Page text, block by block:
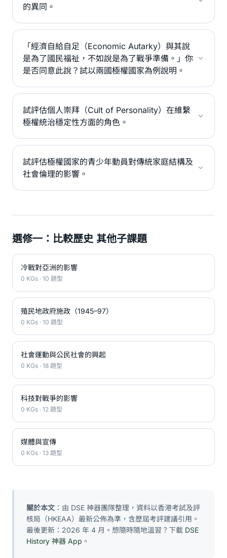
的異同。
「經濟自給自足（Economic Autarky）與其說
是為了國民福祉，不如說是為了戰爭準備。」你
是否同意此說？試以兩國極權國家為例說明。
試評估個人崇拜（Cult of Personality）在維繫
極權統治穩定性方面的角色。
試評估極權國家的青少年動員對傳統家庭結構及
社會倫理的影響。
選修一：比較歷史 其他子課題
冷戰對亞洲的影響
0 KGs · 10 題型
殖民地政府施政（1945–97）
0 KGs · 10 題型
社會運動與公民社會的興起
0 KGs · 18 題型
科技對戰爭的影響
0 KGs · 12 題型
媒體與宣傳
0 KGs · 13 題型
關於本文 ：由 DSE 神器團隊整理，資料以香港考試及評
核局（HKEAA）最新公佈為準，含歷屆考評建議引用。
最後更新：2026 年 4 月。想隨時隨地溫習？下載 DSE
History 神器 App 。